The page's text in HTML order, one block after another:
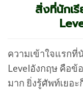
สิ่งที่นักเ
ความเข้าใจแรก
Levelอังกฤษ คือ
มาก ยิ่งรู้ศัพท์เยอ